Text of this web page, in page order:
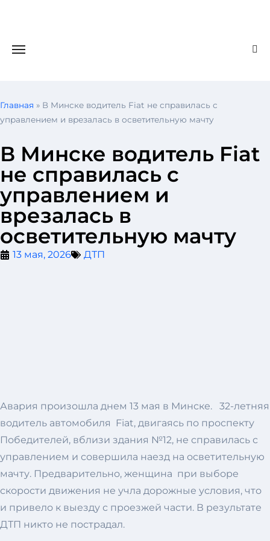
Главная » В Минске водитель Fiat не справилась с
управлением и врезалась в осветительную мачту
В Минске водитель Fiat
не справилась с
управлением и
врезалась в
осветительную мачту
13 мая, 2026 ДТП
Авария произошла днем 13 мая в Минске. 32-летняя
водитель автомобиля Fiat, двигаясь по проспекту
Победителей, вблизи здания №12, не справилась с
управлением и совершила наезд на осветительную
мачту. Предварительно, женщина при выборе
скорости движения не учла дорожные условия, что
и привело к выезду с проезжей части. В результате
ДТП никто не пострадал.